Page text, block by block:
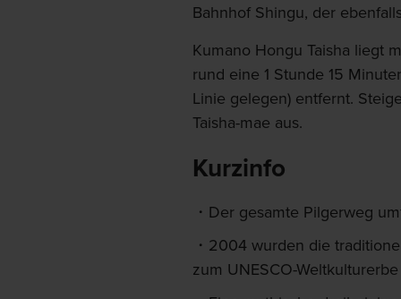
Bahnhof Shingu, der
Kumano Hongu Taisha liegt
rund eine 1 Stunde 15
Linie gelegen) entfernt.
Taisha-mae aus.
Kurzinfo
Der gesamte Pilgerweg
2004 wurden die
zum UNESCO-